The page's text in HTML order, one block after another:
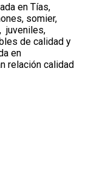
en Tías,
somier,
juveniles,
de calidad y
en
relación calidad